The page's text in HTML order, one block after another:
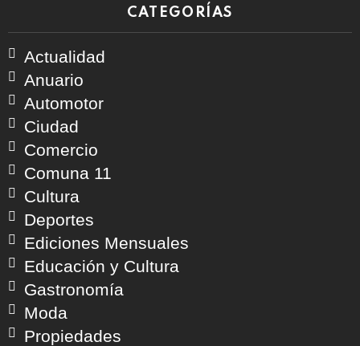
CATEGORÍAS
Actualidad
Anuario
Automotor
Ciudad
Comercio
Comuna 11
Cultura
Deportes
Ediciones Mensuales
Educación y Cultura
Gastronomía
Moda
Propiedades